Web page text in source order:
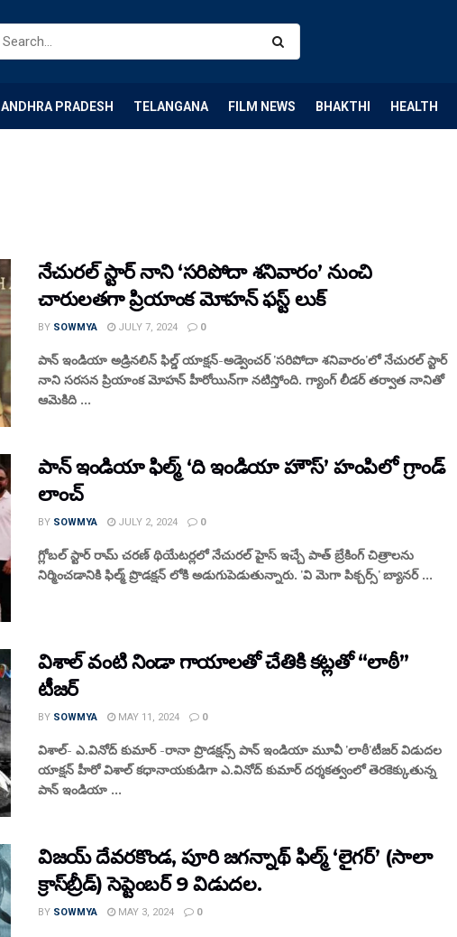
ANDHRA PRADESH TELANGANA FILM NEWS BHAKTHI HEALTH
నేచురల్ స్టార్ నాని ‘సరిపోదా శనివారం’ నుంచి
చారులతగా ప్రియాంక మోహన్ ఫస్ట్ లుక్
BY SOWMYA JULY 7, 2024 0
పాన్ ఇండియా అడ్రినలిన్‌ ఫిల్డ్ యాక్షన్-అడ్వెంచర్ 'సరిపోదా శనివారం'లో నేచురల్ స్టార్
నాని సరసన ప్రియాంక మోహన్ హీరోయిన్‌గా నటిస్తోంది. గ్యాంగ్ లీడర్ తర్వాత నానితో
ఆమెకిది ...
పాన్ ఇండియా ఫిల్మ్ ‘ది ఇండియా హౌస్’ హంపిలో గ్రాండ్
లాంచ్
BY SOWMYA JULY 2, 2024 0
గ్లోబ‌ల్ స్టార్ రామ్ చ‌ర‌ణ్ థియేట‌ర్లలో నేచురల్ హైస్ ఇచ్చే పాత్ బ్రేకింగ్ చిత్రాల‌ను
నిర్మించడానికి ఫిల్మ్ ప్రొడక్షన్ లోకి అడుగుపెడుతున్నారు. 'వి మెగా పిక్చర్స్' బ్యానర్ ...
విశాల్ వంటి నిండా గాయాలతో చేతికి కట్లతో “లాఠీ”
టీజర్
BY SOWMYA MAY 11, 2024 0
విశాల్- ఎ.వినోద్‌ కుమార్‌ -రానా ప్రొడక్షన్స్ పాన్ ఇండియా మూవీ 'లాఠీ'టీజర్ విడుదల
యాక్షన్ హీరో విశాల్ కధానాయకుడిగా ఎ.వినోద్‌ కుమార్‌ దర్శకత్వంలో తెరకెక్కుతున్న
పాన్ ఇండియా ...
విజ‌య్ దేవ‌ర‌కొండ‌, పూరి జ‌గ‌న్నాథ్‌ ఫిల్మ్ ‘లైగ‌ర్’ (సాలా
క్రాస్‌బ్రీడ్‌) సెప్టెంబ‌ర్ 9 విడుద‌ల‌.
BY SOWMYA MAY 3, 2024 0